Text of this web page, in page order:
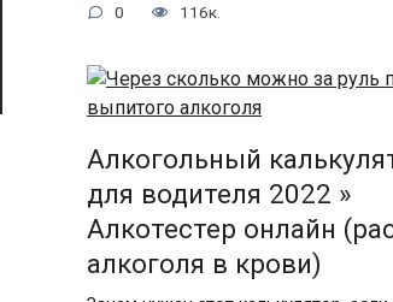
0 116к.
Алкогольный
для водителя 2022 »
Алкотестер онлайн
алкоголя в крови)